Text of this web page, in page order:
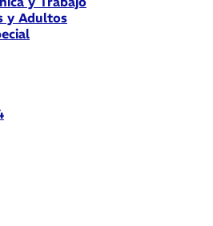
y Adultos